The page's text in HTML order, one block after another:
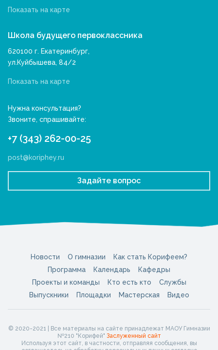
Показать на карте
Школа будущего первоклассника
620100 г. Екатеринбург,
ул.Куйбышева, 84/2
Показать на карте
Нужна консультация?
Звоните, спрашивайте:
+7 (343) 262-00-25
post@koriphey.ru
Задайте вопрос
Новости О гимназии
Как стать Корифеем?
Программа
Календарь
Кафедры
Проекты и команды
Кто есть кто
Службы
Выпускники
Площадки Мастерская Видео
© 2020-2021 | Все материалы на сайте принадлежат МАОУ Гимназии
№210 "Корифей" Заслуженный сайт
Используя этот сайт, в частности, отправляя сообщения, вы